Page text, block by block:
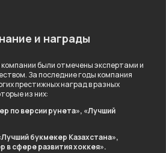
и награды
были отмечены экспертами и
За последние годы компания
престижных наград в разных
из них:
по версии рунета», «Лучший
букмекер Казахстана»,
в сфере развития хоккея».